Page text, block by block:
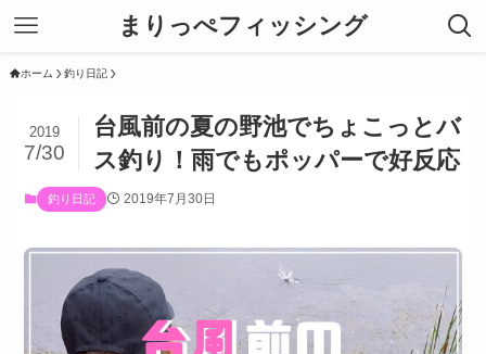
まりっぺフィッシング
ホーム 釣り日記
台風前の夏の野池でちょこっとバ
ス釣り！雨でもポッパーで好反応
2019
7/30
釣り日記 2019年7月30日